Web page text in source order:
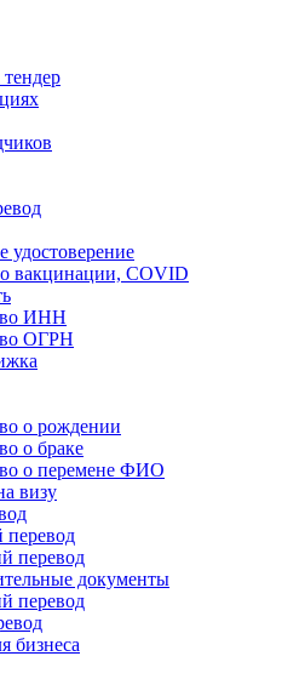
удостоверение
вакцинации, COVID
ИНН
ОГРН
о рождении
о браке
о перемене ФИО
визу
перевод
перевод
документы
перевод
бизнеса